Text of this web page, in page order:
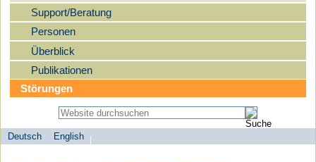
Support/Beratung
Personen
Überblick
Publikationen
Störungen
Sprachauswahl
Deutsch
English
search-menu